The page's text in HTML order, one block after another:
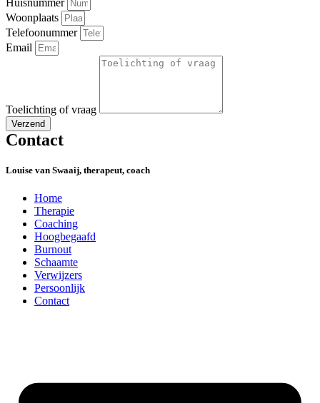
Huisnummer
Woonplaats
Telefoonummer
Email
Toelichting of vraag
Verzend
Contact
Louise van Swaaij, therapeut, coach
Home
Therapie
Coaching
Hoogbegaafd
Burnout
Schaamte
Verwijzers
Persoonlijk
Contact